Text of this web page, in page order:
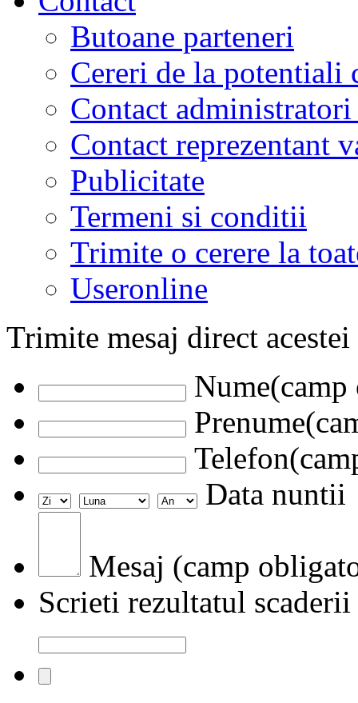
Butoane parteneri
Cereri de la potentiali
Contact
Contact reprezentant
Publicitate
Termeni si conditii
Trimite o cerere la
Useronline
Trimite mesaj direct
Data nuntii
Mesaj (camp
Scrieti rezultatul scaderii